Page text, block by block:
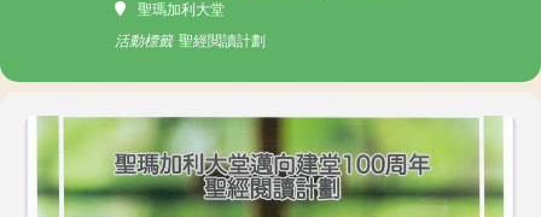
聖瑪加利大堂
活動標籤 聖經閲讀計劃